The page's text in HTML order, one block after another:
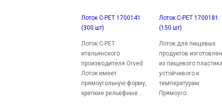
Лоток C-PET 1700141
(300 шт)
Лоток C-PET
итальянского
производителя Orved.
Лоток имеет
прямоугольную форму,
крепкие рельефные ..
Лоток C-PET 1700181
(150 шт)
Лоток для пищевых
продуктов изготовлен
из пищевого
устойчивого к
температурам.
Прямоуго..